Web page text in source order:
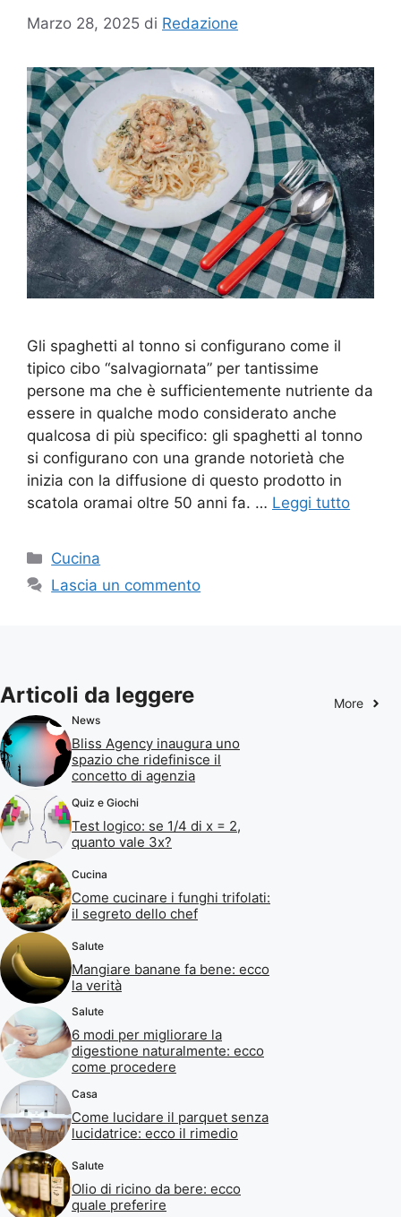
Marzo 28, 2025 di Redazione
Gli spaghetti al tonno si configurano come il
tipico cibo “salvagiornata” per tantissime
persone ma che è sufficientemente nutriente da
essere in qualche modo considerato anche
qualcosa di più specifico: gli spaghetti al tonno
si configurano con una grande notorietà che
inizia con la diffusione di questo prodotto in
scatola oramai oltre 50 anni fa. … Leggi tutto
Categorie
Cucina
Lascia un commento
Articoli da leggere More
News
Bliss Agency inaugura uno
spazio che ridefinisce il
concetto di agenzia
Quiz e Giochi
Test logico: se 1/4 di x = 2,
quanto vale 3x?
Cucina
Come cucinare i funghi trifolati:
il segreto dello chef
Salute
Mangiare banane fa bene: ecco
la verità
Salute
6 modi per migliorare la
digestione naturalmente: ecco
come procedere
Casa
Come lucidare il parquet senza
lucidatrice: ecco il rimedio
Salute
Olio di ricino da bere: ecco
quale preferire